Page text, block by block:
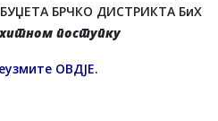
БРЧКО ДИСТРИКТА БиХ
поступку
ОВДЈЕ.